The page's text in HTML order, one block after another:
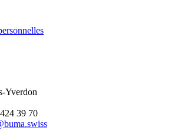
Yverdon
39 70